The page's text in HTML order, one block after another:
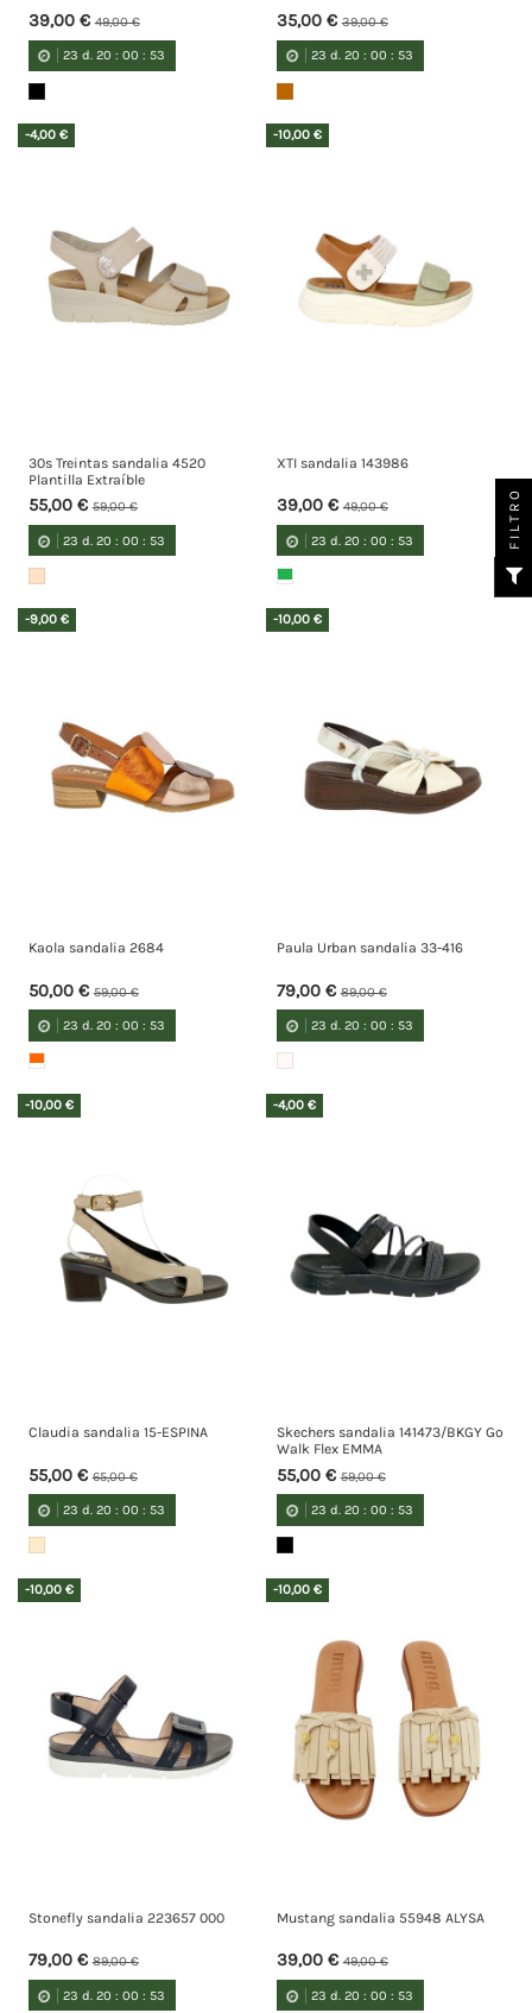
39,00 €49,00 €
23 d. 20 :00 :52
35,00 €39,00 €
23 d. 20 :00 :52
-4,00 €
30s Treintas sandalia 4520
Plantilla Extraíble
55,00 €59,00 €
23 d. 20 :00 :52
-10,00 €
XTI sandalia 143986
39,00 €49,00 €
23 d. 20 :00 :52
-9,00 €
Kaola sandalia 2684
50,00 €59,00 €
23 d. 20 :00 :52
-10,00 €
Paula Urban sandalia 33-416
79,00 €89,00 €
23 d. 20 :00 :52
-10,00 €
Claudia sandalia 15-ESPINA
55,00 €65,00 €
23 d. 20 :00 :52
-4,00 €
Skechers sandalia 141473/BKGY Go
Walk Flex EMMA
55,00 €59,00 €
23 d. 20 :00 :52
-10,00 €
Stonefly sandalia 223657 000
79,00 €89,00 €
23 d. 20 :00 :52
-10,00 €
Mustang sandalia 55948 ALYSA
39,00 €49,00 €
23 d. 20 :00 :52
FILTRO